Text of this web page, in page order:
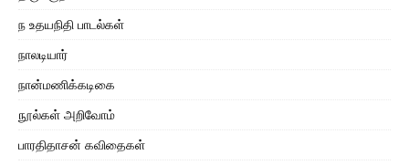
ந உதயநிதி பாடல்கள்
நாலடியார்
நான்மணிக்கடிகை
நூல்கள் அறிவோம்
பாரதிதாசன் கவிதைகள்